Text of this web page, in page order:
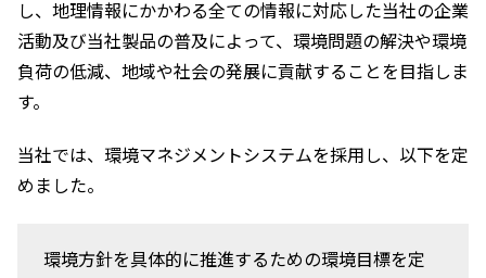
し、地理情報にかかわる全ての情報に対応した当社の企業
活動及び当社製品の普及によって、環境問題の解決や環境
負荷の低減、地域や社会の発展に貢献することを目指しま
す。
当社では、環境マネジメントシステムを採用し、以下を定
めました。
環境方針を具体的に推進するための環境目標を定